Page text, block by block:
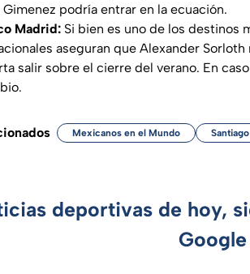
Gimenez podría entrar en la ecuación.
Madrid: Si bien es uno de los destinos
aseguran que Alexander
salir sobre el cierre del verano. En
Mexicanos en el Mundo
deportivas de hoy,